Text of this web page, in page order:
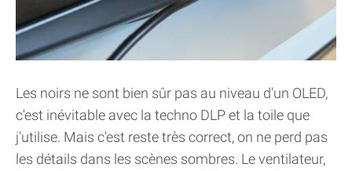
Les noirs ne sont bien sûr pas au niveau d'un OLED,
c'est inévitable avec la techno DLP et la toile que
j'utilise. Mais c'est reste très correct, on ne perd pas
les détails dans les scènes sombres. Le ventilateur,